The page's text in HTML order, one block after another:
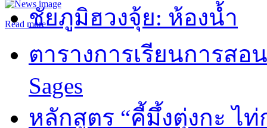
Read moreชัยภูมิฮวงจุ้ย: ห้องน้ำ
ตารางการเรียนการส
Sages
หลักสูตร “คี้มึ้งตุ่งกะ ไ